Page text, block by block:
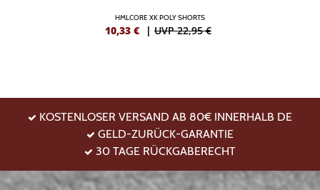
HMLCORE XK POLY SHORTS
10,33 € | UVP 22,95 €
KOSTENLOSER VERSAND AB 80€ INNERHALB DE
GELD-ZURÜCK-GARANTIE
30 TAGE RÜCKGABERECHT